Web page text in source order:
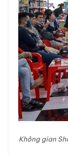
Không gian